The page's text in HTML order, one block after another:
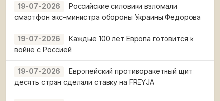
19-07-2026
Российские силовики взломали
смартфон экс-министра обороны Украины Федорова
19-07-2026
Каждые 100 лет Европа готовится к
войне с Россией
19-07-2026
Европейский противоракетный щит:
десять стран сделали ставку на FREYJA